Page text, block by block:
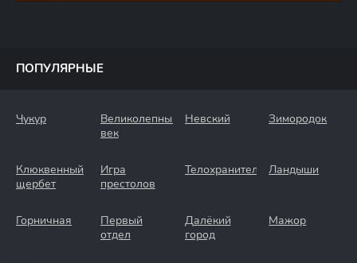
ПОПУЛЯРНЫЕ
Чукур
Великолепный
век
Невский Зимородок
Клюквенный
щербет
Игра
престолов
Телохранители Ландыши
Горничная
Первый
отдел
Далёкий
город
Мажор